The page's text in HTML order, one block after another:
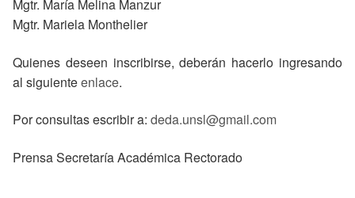
Mgtr. María Melina Manzur
Mgtr. Mariela Monthelier
Quienes deseen inscribirse, deberán hacerlo ingresando
al siguienteenlace.
Por consultas escribir a: deda.unsl@gmail.com
Prensa Secretaría Académica Rectorado